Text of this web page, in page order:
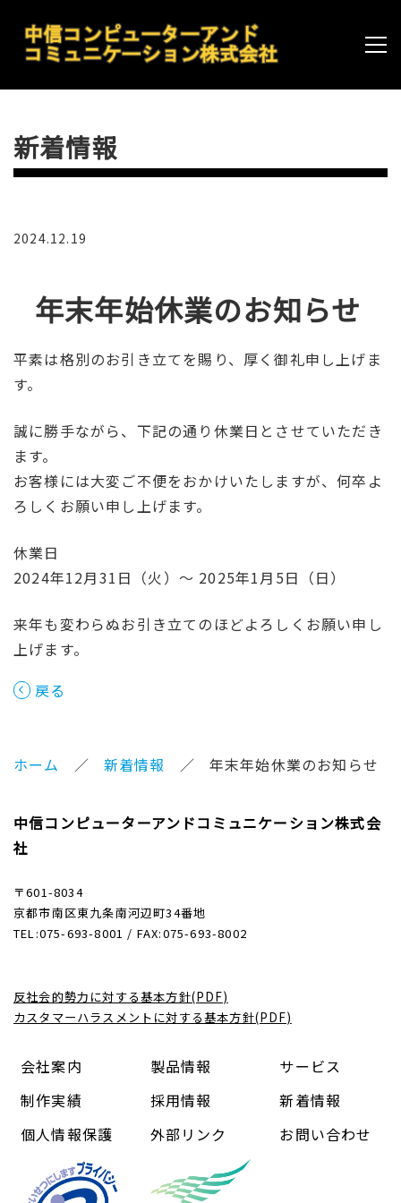
新着情報
2024.12.19
年末年始休業のお知らせ
平素は格別のお引き立てを賜り、厚く御礼申し上げま
す。
誠に勝手ながら、下記の通り休業日とさせていただき
ます。
お客様には大変ご不便をおかけいたしますが、何卒よ
ろしくお願い申し上げます。
休業日
2024年12月31 日（火）～ 2025年1月5日（日）
来年も変わらぬお引き立てのほどよろしくお願い申し
上げます。
戻る
ホーム 新着情報 年末年始休業のお知らせ
中信コンピューターアンドコミュニケーション株式会
社
〒601-8034
京都市南区東九条南河辺町34番地
TEL:075-693-8001 / FAX:075-693-8002
反社会的勢力に対する基本方針(PDF)
カスタマーハラスメントに対する基本方針(PDF)
会社案内 製品情報
サービス
制作実績
採用情報
新着情報
個人情報保護
外部リンク お問い合わせ